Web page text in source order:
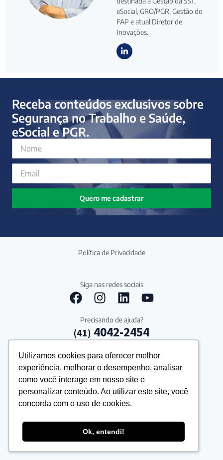
Utilizamos cookies para oferecer melhor
experiência, melhorar o desempenho, analisar
como você interage em nosso site e
personalizar conteúdo. Ao utilizar este site, você
concorda com o uso de cookies.
Ok, entendi!
Utilizamos cookies para oferecer melhor
experiência, melhorar o desempenho, analisar
como você interage em nosso site e
personalizar conteúdo. Ao utilizar este site, você
concorda com o uso de cookies.
Ok, entendi!
eSocial, GRO/PGR, Gestão do
FAP e atual Diretor de
Inovações.
Receba conteúdos exclusivos sobre
Segurança no Trabalho e Saúde,
eSocial e PGR.
Quero me cadastrar
Política de Privacidade
Siga nas redes sociais
Precisando de ajuda?
(41) 4042-2454